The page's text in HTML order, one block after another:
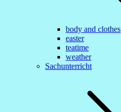
body and clothes
easter
teatime
weather
Sachunterricht